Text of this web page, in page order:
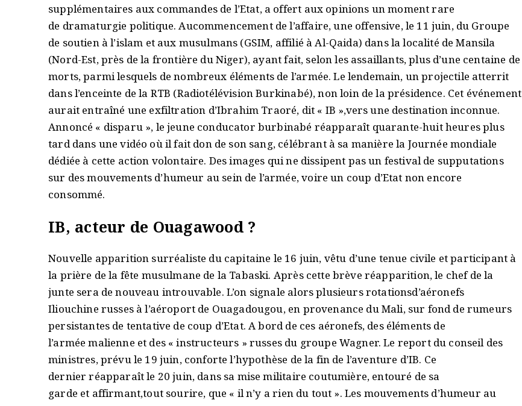
supplémentaires aux commandes de l’Etat, a offert aux opinions un moment rare
de dramaturgie politique. Aucommencement de l’affaire, une offensive, le 11 juin, du Groupe
de soutien à l’islam et aux musulmans (GSIM, affilié à Al-Qaida) dans la localité de Mansila
(Nord-Est, près de la frontière du Niger), ayant fait, selon les assaillants, plus d’une centaine de
morts, parmi lesquels de nombreux éléments de l’armée. Le lendemain, un projectile atterrit
dans l’enceinte de la RTB (Radiotélévision Burkinabé), non loin de la présidence. Cet événement
aurait entraîné une exfiltration d’Ibrahim Traoré, dit « IB »,vers une destination inconnue.
Annoncé « disparu », le jeune conducator burbinabé réapparaît quarante-huit heures plus
tard dans une vidéo où il fait don de son sang, célébrant à sa manière la Journée mondiale
dédiée à cette action volontaire. Des images qui ne dissipent pas un festival de supputations
sur des mouvements d’humeur au sein de l’armée, voire un coup d’Etat non encore
consommé.
IB, acteur de Ouagawood ?
Nouvelle apparition surréaliste du capitaine le 16 juin, vêtu d’une tenue civile et participant à
la prière de la fête musulmane de la Tabaski. Après cette brève réapparition, le chef de la
junte sera de nouveau introuvable. L’on signale alors plusieurs rotationsd’aéronefs
Iliouchine russes à l’aéroport de Ouagadougou, en provenance du Mali, sur fond de rumeurs
persistantes de tentative de coup d’Etat. A bord de ces aéronefs, des éléments de
l’armée malienne et des « instructeurs » russes du groupe Wagner. Le report du conseil des
ministres, prévu le 19 juin, conforte l’hypothèse de la fin de l’aventure d’IB. Ce
dernier réapparaît le 20 juin, dans sa mise militaire coutumière, entouré de sa
garde et affirmant,tout sourire, que « il n’y a rien du tout ». Les mouvements d’humeur au